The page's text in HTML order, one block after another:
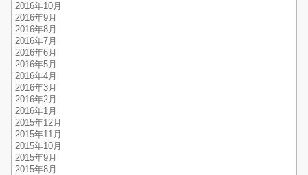
2016年10月
2016年9月
2016年8月
2016年7月
2016年6月
2016年5月
2016年4月
2016年3月
2016年2月
2016年1月
2015年12月
2015年11月
2015年10月
2015年9月
2015年8月